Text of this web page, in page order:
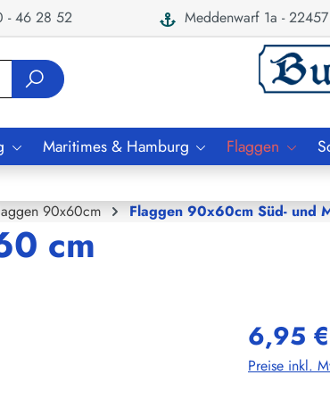
- 46 28 52 Meddenwarf 1a -
Maritimes & Hamburg Flaggen
90x60cm Flaggen 90x60cm Süd- und
cm
6,95 €
Preise inkl.